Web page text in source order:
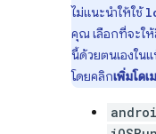
ไม่แนะนำให้ใช้
คุณ เลือกที่จะใ
นี้ด้วยตนเองใน
โดยคลิกเพิ่มโดเ